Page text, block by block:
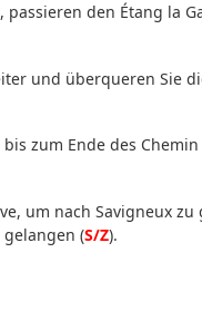
den Étang la
und überqueren Sie
zum Ende des
um nach Savigneux
(S/Z).